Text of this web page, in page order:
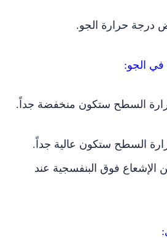
درجة حرارة الجو.
السطح ستكون منخفضة جداً.
السطح ستكون عالية جداً.
فوق البنفسجية عند